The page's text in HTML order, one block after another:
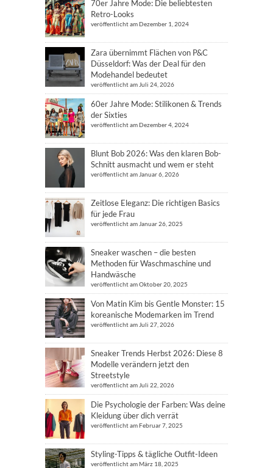
70er Jahre Mode: Die beliebtesten
Retro-Looks
veröffentlicht am Dezember 1, 2024
Zara übernimmt Flächen von P&C
Düsseldorf: Was der Deal für den
Modehandel bedeutet
veröffentlicht am Juli 24, 2026
60er Jahre Mode: Stilikonen & Trends
der Sixties
veröffentlicht am Dezember 4, 2024
Blunt Bob 2026: Was den klaren Bob-
Schnitt ausmacht und wem er steht
veröffentlicht am Januar 6, 2026
Zeitlose Eleganz: Die richtigen Basics
für jede Frau
veröffentlicht am Januar 26, 2025
Sneaker waschen – die besten
Methoden für Waschmaschine und
Handwäsche
veröffentlicht am Oktober 20, 2025
Von Matin Kim bis Gentle Monster: 15
koreanische Modemarken im Trend
veröffentlicht am Juli 27, 2026
Sneaker Trends Herbst 2026: Diese 8
Modelle verändern jetzt den
Streetstyle
veröffentlicht am Juli 22, 2026
Die Psychologie der Farben: Was deine
Kleidung über dich verrät
veröffentlicht am Februar 7, 2025
Styling-Tipps & tägliche Outfit-Ideen
veröffentlicht am März 18, 2025